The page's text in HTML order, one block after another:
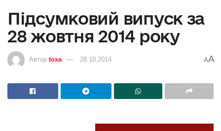
Підсумковий випуск за
28 жовтня 2014 року
Автор toxa 28.10.2014 AA